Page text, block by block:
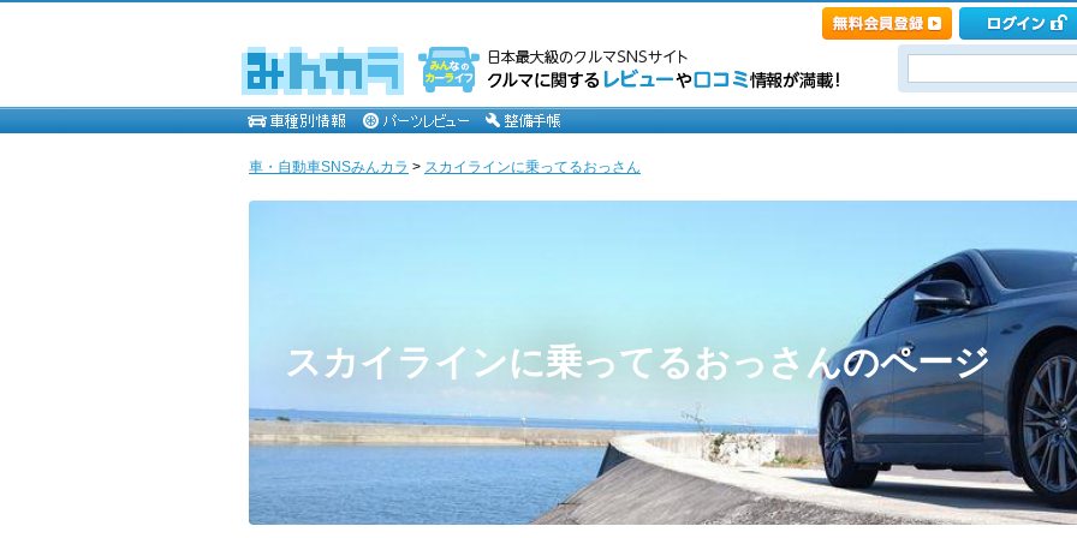
車・自動車SNSみんカラ > スカイラインに乗ってるおっさん
スカイラインに乗ってるおっさんのページ